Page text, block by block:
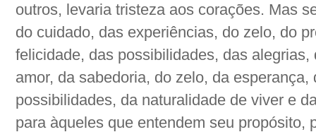
outros, levaria tristeza aos corações. Mas
do cuidado, das experiências, do zelo, do
felicidade, das possibilidades, das
amor, da sabedoria, do zelo, da
possibilidades, da naturalidade de viver e
para àqueles que entendem seu propósito,